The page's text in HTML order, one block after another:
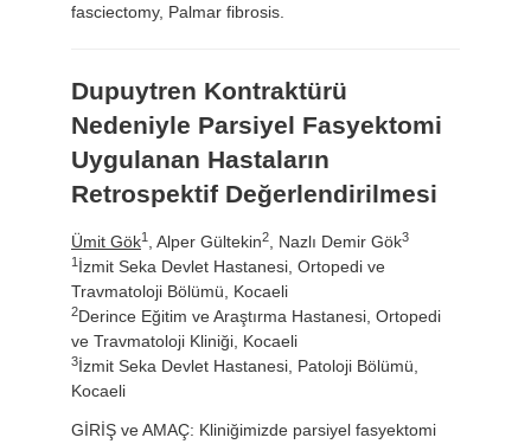
fasciectomy, Palmar fibrosis.
Dupuytren Kontraktürü
Nedeniyle Parsiyel Fasyektomi
Uygulanan Hastaların
Retrospektif Değerlendirilmesi
Ümit Gök1 , Alper Gültekin2 , Nazlı Demir Gök3
1 İzmit Seka Devlet Hastanesi, Ortopedi ve
Travmatoloji Bölümü, Kocaeli
2Derince Eğitim ve Araştırma Hastanesi, Ortopedi
ve Travmatoloji Kliniği, Kocaeli
3İzmit Seka Devlet Hastanesi, Patoloji Bölümü,
Kocaeli
GİRİŞ ve AMAÇ: Kliniğimizde parsiyel fasyektomi